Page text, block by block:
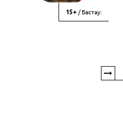
15+ / Бастау: